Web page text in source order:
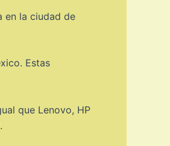
en la ciudad de
Estas
que Lenovo, HP